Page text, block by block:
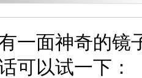
一面神奇的镜
可以试一下：